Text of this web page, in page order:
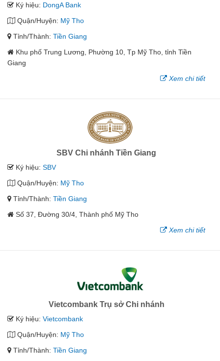
Ký hiệu: DongA Bank
Quận/Huyện: Mỹ Tho
Tỉnh/Thành: Tiền Giang
Khu phố Trung Lương, Phường 10, Tp Mỹ Tho, tỉnh Tiền
Giang
Xem chi tiết
SBV Chi nhánh Tiền Giang
Ký hiệu: SBV
Quận/Huyện: Mỹ Tho
Tỉnh/Thành: Tiền Giang
Số 37, Đường 30/4, Thành phố Mỹ Tho
Xem chi tiết
Vietcombank Trụ sở Chi nhánh
Ký hiệu: Vietcombank
Quận/Huyện: Mỹ Tho
Tỉnh/Thành: Tiền Giang